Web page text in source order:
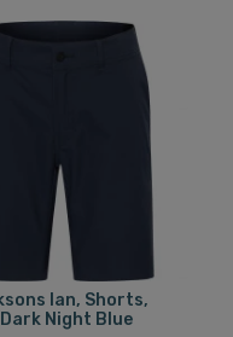
Ian, Shorts,
Night Blue